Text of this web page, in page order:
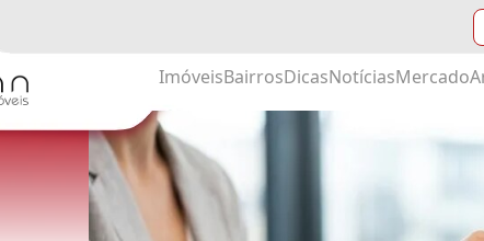
ImóveisBairrosDicasNotíciasMercado